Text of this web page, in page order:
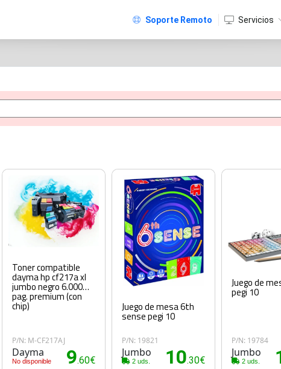
Soporte Remoto Servicios
Toner compatible
dayma hp cf217a xl
jumbo negro 6.000
pag. premium (con
chip)
P/N: M-CF217AJ
Dayma
No disponible 9.60€
Juego de mesa 6th
sense pegi 10
P/N: 19821
Jumbo
2 uds. 10.30€
Juego de
pegi 10
P/N: 19784
Jumbo
2 uds.